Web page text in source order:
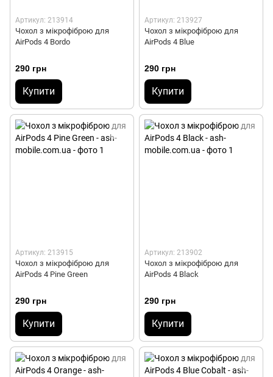
Артикул: 213914
Чохол з мікрофіброю для
AirPods 4 Bordo
290 грн
Купити
Артикул: 213927
Чохол з мікрофіброю для
AirPods 4 Blue
290 грн
Купити
Артикул: 213915
Чохол з мікрофіброю для
AirPods 4 Pine Green
290 грн
Купити
Артикул: 213902
Чохол з мікрофіброю для
AirPods 4 Black
290 грн
Купити